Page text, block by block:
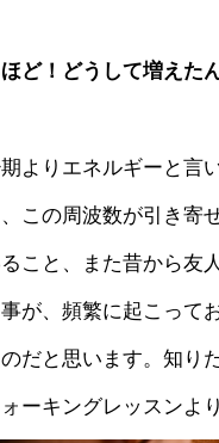
ど！どうして増えた
よりエネルギーと言
この周波数が引き寄
こと、また昔から友
が、頻繁に起こって
だと思います。知り
ーキングレッスンよ